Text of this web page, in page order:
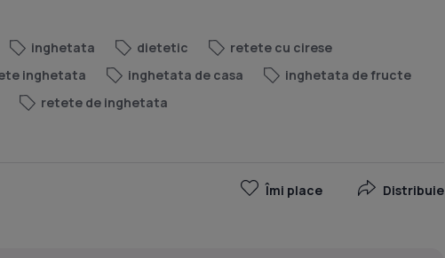
inghetata dietetic
retete cu cirese
inghetata inghetata de casa
inghetata de fructe
retete de inghetata
Îmi place Distribuie